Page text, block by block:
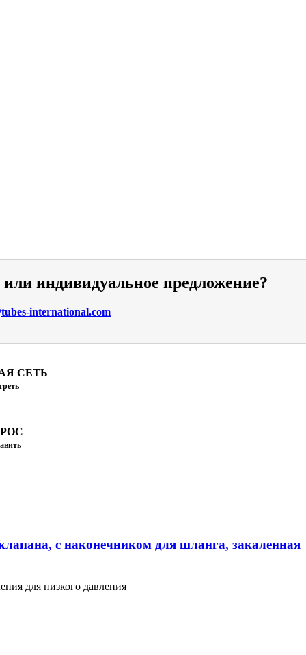
индивидуальное предложение?
international.com
СЕТЬ
с наконечником для шланга, закаленная
для низкого давления